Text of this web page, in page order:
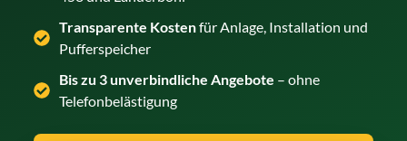
Transparente Kostenfür Anlage, Installation und
Pufferspeicher
Bis zu 3 unverbindliche Angebote – ohne
Telefonbelästigung